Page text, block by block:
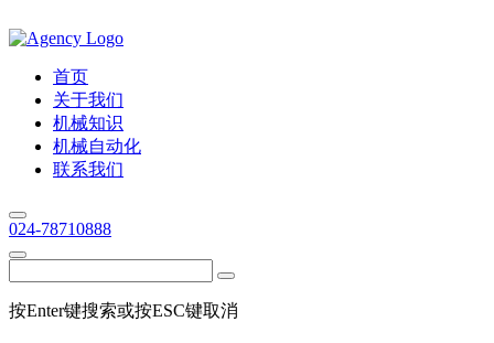
首页
关于我们
机械知识
机械自动化
联系我们
024-78710888
按Enter键搜索或按ESC键取消